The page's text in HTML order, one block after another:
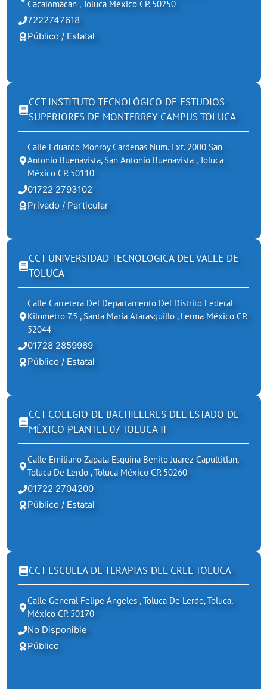
Cacalomacán , Toluca México CP. 50250
7222747618
Público / Estatal
CCT INSTITUTO TECNOLÓGICO DE ESTUDIOS
SUPERIORES DE MONTERREY CAMPUS TOLUCA
Calle Eduardo Monroy Cardenas Num. Ext. 2000 San
Antonio Buenavista, San Antonio Buenavista , Toluca
México CP. 50110
01722 2793102
Privado / Particular
CCT UNIVERSIDAD TECNOLOGICA DEL VALLE DE
TOLUCA
Calle Carretera Del Departamento Del Distrito Federal
Kilometro 7.5 , Santa María Atarasquillo , Lerma México CP.
52044
01728 2859969
Público / Estatal
CCT COLEGIO DE BACHILLERES DEL ESTADO DE
MÉXICO PLANTEL 07 TOLUCA II
Calle Emiliano Zapata Esquina Benito Juarez Capultitlan,
Toluca De Lerdo , Toluca México CP. 50260
01722 2704200
Público / Estatal
CCT ESCUELA DE TERAPIAS DEL CREE TOLUCA
Calle General Felipe Angeles , Toluca De Lerdo, Toluca,
México CP. 50170
No Disponible
Público